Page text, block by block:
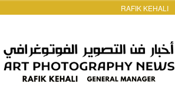
RAFIK KEHALI